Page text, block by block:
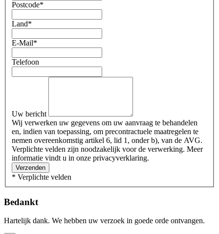
Postcode*
Land*
E-Mail*
Telefoon
Uw bericht
Wij verwerken uw gegevens om uw aanvraag te behandelen
en, indien van toepassing, om precontractuele maatregelen te
nemen overeenkomstig artikel 6, lid 1, onder b), van de AVG.
Verplichte velden zijn noodzakelijk voor de verwerking. Meer
informatie vindt u in onze privacyverklaring.
Verzenden
* Verplichte velden
Bedankt
Hartelijk dank. We hebben uw verzoek in goede orde ontvangen.